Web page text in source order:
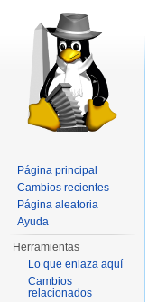
Página principal
Cambios recientes
Página aleatoria
Ayuda
Herramientas
Lo que enlaza aquí
Cambios
relacionados